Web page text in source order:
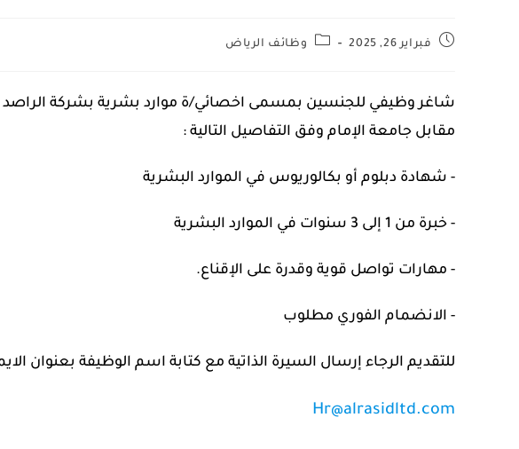
فبراير 26, 2025 وظائف الرياض
‏شاغر وظيفي للجنسين ‏بمسمى اخصائي/ة موارد بشرية بشركة الراصد
مقابل جامعة الإمام ‏وفق التفاصيل التالية :
‏- ⁠شهادة دبلوم أو بكالوريوس في الموارد البشرية
‏- ⁠خبرة من 1 إلى 3 سنوات في الموارد البشرية
‏- ⁠مهارات تواصل قوية وقدرة على الإقناع.
‏- ⁠الانضمام الفوري مطلوب
‏للتقديم الرجاء إرسال السيرة الذاتية مع كتابة اسم الوظيفة بعنوان
Hr@alrasidltd.com